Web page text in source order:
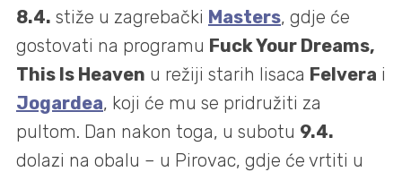
8.4. stiže u zagrebački Masters, gdje će
gostovati na programu Fuck Your Dreams,
This Is Heaven u režiji starih lisaca Felvera i
Jogardea, koji će mu se pridružiti za
pultom. Dan nakon toga, u subotu 9.4.
dolazi na obalu – u Pirovac, gdje će vrtiti u